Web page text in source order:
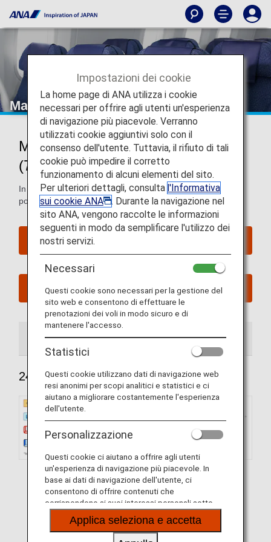
Mappa dei posti del Boeing 787-8
Mappa dei posti del Boeing 787-8
(788)
In questa pagina, troverai le informazioni sulla mappa dei
posti sul Boeing 787-8 (788), aeromobile.
Prenota ora
240 posti 184 posti
240 posti
Impostazioni dei cookie
La home page di ANA utilizza i cookie
necessari per offrire agli utenti un'esperienza
di navigazione più piacevole. Verranno
utilizzati cookie aggiuntivi solo con il
consenso dell'utente. Tuttavia, il rifiuto di tali
cookie può impedire il corretto
funzionamento di alcuni elementi del sito.
Per ulteriori dettagli, consulta l'Informativa
sui cookie ANA
. Durante la navigazione nel
sito ANA, vengono raccolte le informazioni
seguenti in modo da semplificare l'utilizzo dei
nostri servizi.
Necessari
Questi cookie sono necessari per la gestione del
sito web e consentono di effettuare le
prenotazioni dei voli in modo sicuro e di
mantenere l'accesso.
Statistici
Questi cookie utilizzano dati di navigazione web
resi anonimi per scopi analitici e statistici e ci
aiutano a migliorare costantemente l'esperienza
dell'utente.
Personalizzazione
Questi cookie ci aiutano a offrire agli utenti
un'esperienza di navigazione più piacevole. In
base ai dati di navigazione dell'utente, ci
consentono di offrire contenuti che
corrispondono ai suoi interessi personali sotto
forma di siti web, e-mail, social media e pubblicità.
Applica seleziona e accetta